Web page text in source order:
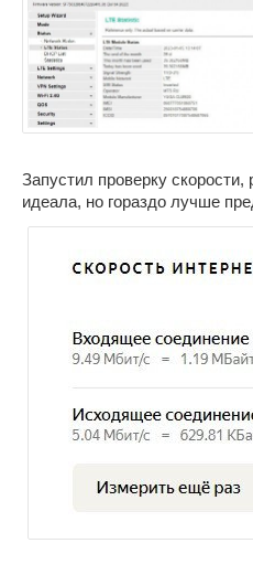
Запустил проверку скорости,
идеала, но гораздо лучше